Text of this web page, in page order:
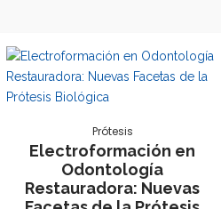
Prótesis
Electroformación en
Odontología
Restauradora: Nuevas